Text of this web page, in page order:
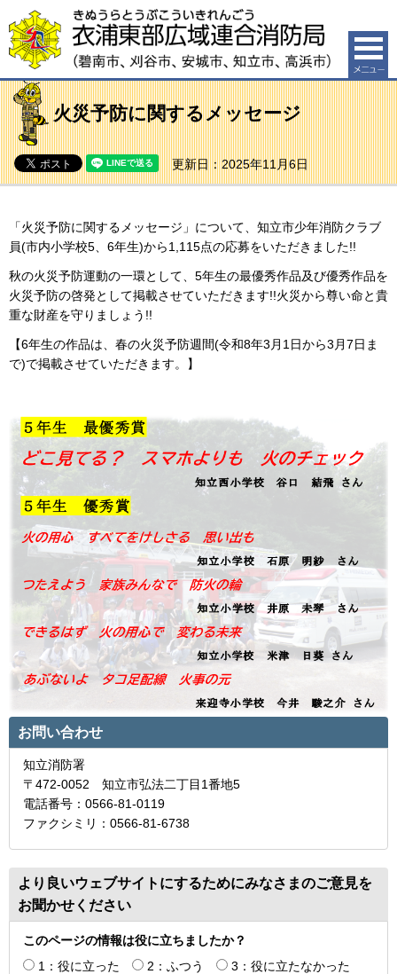
衣浦東部広域連合消防局（碧南市、刈谷市、安城市、知
立市、高浜市）
火災予防に関するメッセージ
更新日：2025年11月6日
「火災予防に関するメッセージ」について、知立市少年消防クラブ
員(市内小学校5、6年生)から1,115点の応募をいただきました!!
秋の火災予防運動の一環として、5年生の最優秀作品及び優秀作品を
火災予防の啓発として掲載させていただきます!!火災から尊い命と貴
重な財産を守りましょう!!
【6年生の作品は、春の火災予防週間(令和8年3月1日から3月7日ま
で)で掲載させていただきます。】
お問い合わせ
知立消防署
〒472-0052 知立市弘法二丁目1番地5
電話番号：0566-81-0119
ファクシミリ：0566-81-6738
より良いウェブサイトにするためにみなさまのご意見を
お聞かせください
このページの情報は役に立ちましたか？
1：役に立った
2：ふつう
3：役に立たなかった